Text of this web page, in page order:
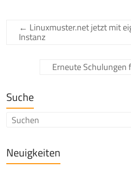
← Linuxmuster.net jetzt mit
Instanz
Erneute
Suche
Neuigkeiten